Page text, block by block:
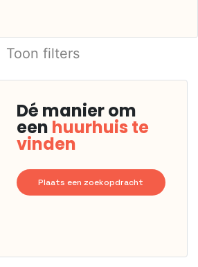
Toon filters
Dé manier om
een huurhuis te
vinden
Plaats een zoekopdracht